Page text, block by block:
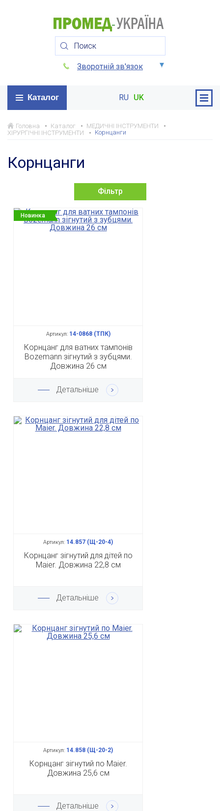
Зворотній зв'язок
Каталог RU UK
Головна Каталог
МЕДИЧНІ ІНСТРУМЕНТИ
ХІРУРГІЧНІ ІНСТРУМЕНТИ
Корнцанги
Корнцанги
Фільтр
Новинка
Артикул:14-0868 (ТПК)
Корнцанг для ватних тампонів
Bozemann зігнутий з зубцями.
Довжина 26 см
Детальніше
Артикул: 14.857 (Щ-20-4)
Корнцанг зігнутий для дітей по
Maier. Довжина 22,8 см
Детальніше
Артикул: 14.858 (Щ-20-2)
Корнцанг зігнутий по Maier.
Довжина 25,6 см
Детальніше